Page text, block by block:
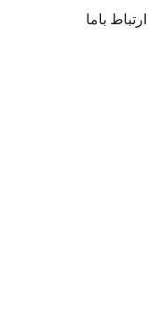
ارتباط باما